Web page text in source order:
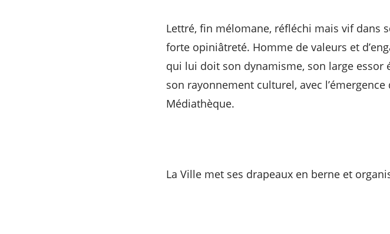
Lettré, fin mélomane, réfléchi mais vif dans
forte opiniâtreté. Homme de valeurs et
qui lui doit son dynamisme, son large essor
son rayonnement culturel, avec
Médiathèque.
La Ville met ses drapeaux en berne et